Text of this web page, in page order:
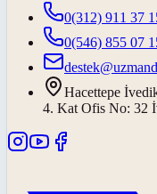
0(312) 911 37
0(546) 855 07
Hacettepe
4. Kat Ofis No: 32